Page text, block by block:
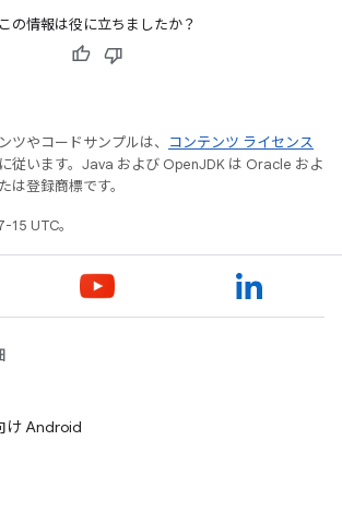
この情報は役に立ちましたか？
ツやコードサンプルは、
コンテンツ ライセンス
従います。Java および OpenJDK は Oracle およ
は登録商標です。
UTC。
け Android